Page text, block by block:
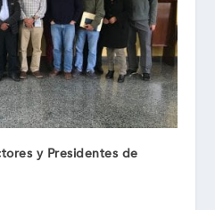
y Presidentes de